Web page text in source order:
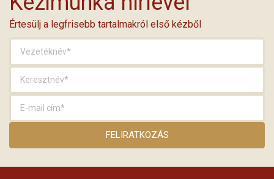
Értesülj a legfrisebb tartalmakról első kézből